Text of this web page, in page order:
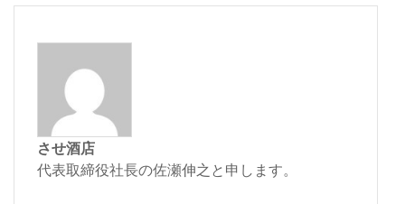
させ酒店
代表取締役社長の佐瀬伸之と申します。